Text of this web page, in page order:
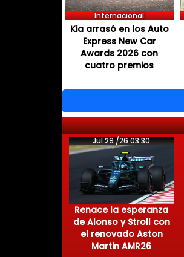
Internacional
Kia arrasó en los Auto
Express New Car
Awards 2026 con
cuatro premios
Jul 29 /26 03:30
Renace la esperanza
de Alonso y Stroll con
el renovado Aston
Martin AMR26